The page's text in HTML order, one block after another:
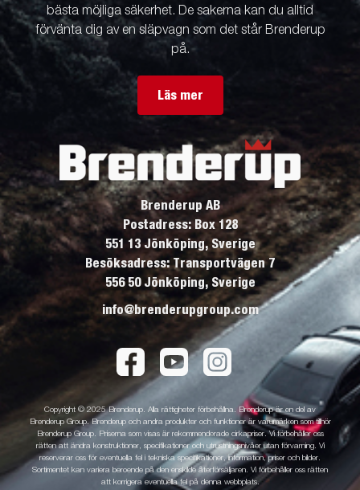
bästa möjliga säkerhet. De sakerna kan du alltid
förvänta dig av en släpvagn som det står Brenderup
på.
Läs mer
Brenderup AB
Postadress: Box 128
551 13 Jönköping, Sverige
Besöksadress: Transportvägen 7
556 50 Jönköping, Sverige
info@brenderupgroup.com
Copyright © 2025 Brenderup. Alla rättigheter förbehållna. Brenderup är en del av
Brenderup Group. Brenderup och andra produkter och funktioner är varumärken som tillhör
Brenderup Group. Priserna som visas är rekommenderade cirkapriser. Vi förbehåller oss
rätten att ändra konstruktioner, specifikationer och utrustningsnivåer utan förvarning. Vi
reserverar oss för eventuella fel i tekniska specifikationer, information, priser och bilder.
Sortimentet kan variera beroende på den enskilde återförsäljaren. Vi förbehåller oss rätten
att korrigera eventuella fel på denna webbplats.